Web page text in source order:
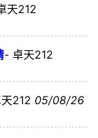
天212
- 卓天212
212 05/08/26